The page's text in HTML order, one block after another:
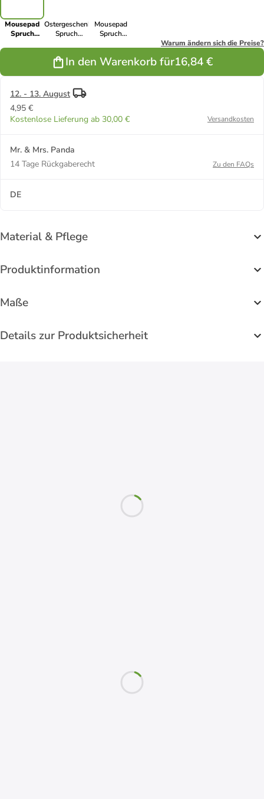
Mousepad
Spruch
Ostergeschenk
Spruch
Spruch in
Lavendeltraum
Mousepad
Spruch
Spruch in
Warum ändern sich die Preise?
In den Warenkorb für16,84 €
12. - 13. August
4,95 €
Kostenlose Lieferung ab 30,00 €
Versandkosten
Mr. & Mrs. Panda
14 Tage Rückgaberecht
Zu den FAQs
DE
Material & Pflege
Produktinformation
Maße
Details zur Produktsicherheit